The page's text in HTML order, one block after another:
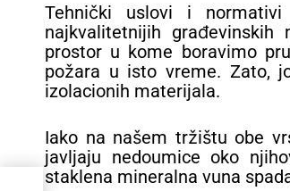
Tehnički uslovi i
najkvalitetnijih
prostor u kome boravimo
požara u isto vreme. Zato,
izolacionih materijala.
Iako na našem tržištu obe
javljaju nedoumice oko
staklena mineralna vuna